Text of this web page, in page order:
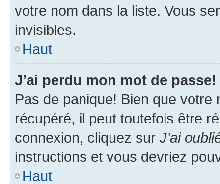
votre nom dans la liste. Vous
invisibles.
Haut
J’ai perdu mon mot de passe!
Pas de panique! Bien que
récupéré, il peut toutefois être
connexion, cliquez sur J’ai
instructions et vous devriez
Haut